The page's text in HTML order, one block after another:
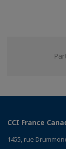
CCI France
1455, rue